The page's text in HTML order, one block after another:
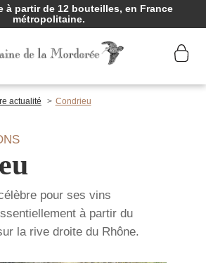
à partir de 12 bouteilles, en France
métropolitaine.
actualité Condrieu
pour ses vins
à partir du
la rive droite du Rhône.